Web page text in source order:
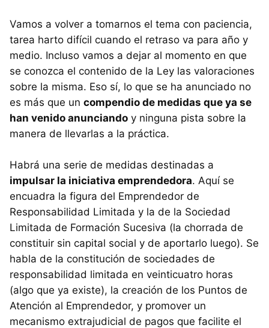
Vamos a volver a tomarnos el tema con paciencia,
tarea harto difícil cuando el retraso va para año y
medio. Incluso vamos a dejar al momento en que
se conozca el contenido de la Ley las valoraciones
sobre la misma. Eso sí, lo que se ha anunciado no
es más que un compendio de medidas que ya se
han venido anunciando y ninguna pista sobre la
manera de llevarlas a la práctica.
Habrá una serie de medidas destinadas a
impulsar la iniciativa emprendedora. Aquí se
encuadra la figura del Emprendedor de
Responsabilidad Limitada y la de la Sociedad
Limitada de Formación Sucesiva (la chorrada de
constituir sin capital social y de aportarlo luego). Se
habla de la constitución de sociedades de
responsabilidad limitada en veinticuatro horas
(algo que ya existe), la creación de los Puntos de
Atención al Emprendedor, y promover un
mecanismo extrajudicial de pagos que facilite el